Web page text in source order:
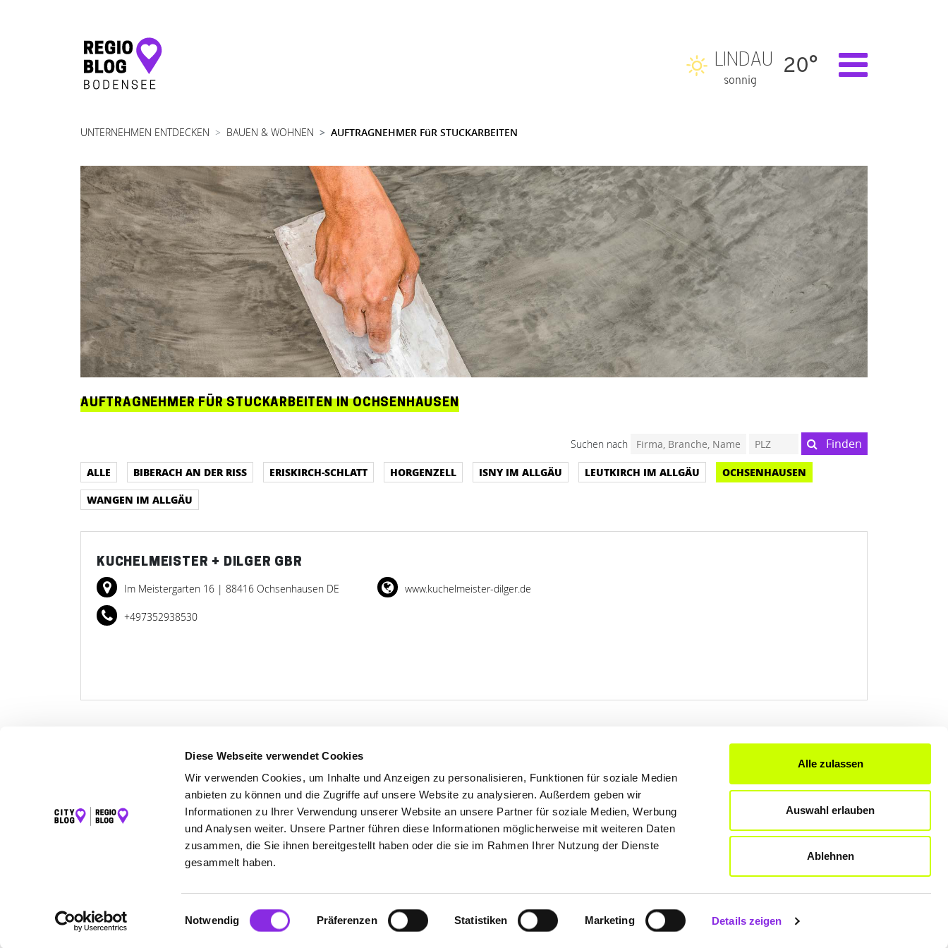
Diese Webseite verwendet Cookies
Wir verwenden Cookies, um Inhalte und Anzeigen zu personalisieren, Funktionen für soziale Medien
anbieten zu können und die Zugriffe auf unsere Website zu analysieren. Außerdem geben wir
Informationen zu Ihrer Verwendung unserer Website an unsere Partner für soziale Medien, Werbung
und Analysen weiter. Unsere Partner führen diese Informationen möglicherweise mit weiteren Daten
zusammen, die Sie ihnen bereitgestellt haben oder die sie im Rahmen Ihrer Nutzung der Dienste
gesammelt haben.
Einwilligungsauswahl
Notwendig Präferenzen Statistiken Marketing Details zeigen
Alle zulassen
Auswahl erlauben
Ablehnen
Hauptnavigation
LINDAU
sonnig
20°
UNTERNEHMEN ENTDECKEN BAUEN & WOHNEN AUFTRAGNEHMER FüR STUCKARBEITEN
AUFTRAGNEHMER FÜR STUCKARBEITEN IN OCHSENHAUSEN
Suchen nach Finden
ALLE BIBERACH AN DER RISS ERISKIRCH-SCHLATT HORGENZELL ISNY IM ALLGÄU LEUTKIRCH IM ALLGÄU
OCHSENHAUSEN
WANGEN IM ALLGÄU
KUCHELMEISTER + DILGER GBR
Im Meistergarten 16 | 88416 Ochsenhausen DE
+497352938530
www.kuchelmeister-dilger.de
LET'S CONNECT
Kontakt
SERVICE
WhatsApp
0800 0057425
Produkte & Lösungen
Datenschutzerklärung Rechtliche Hinweise